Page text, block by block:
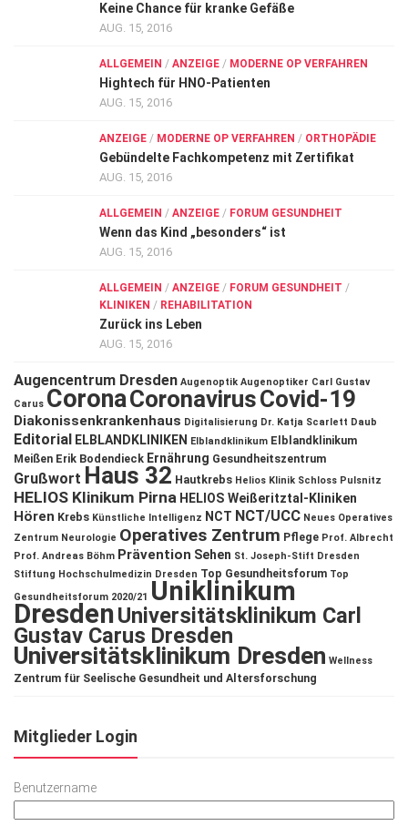
Keine Chance für kranke Gefäße
AUG. 15, 2016
ALLGEMEIN / ANZEIGE / MODERNE OP VERFAHREN
Hightech für HNO-Patienten
AUG. 15, 2016
ANZEIGE / MODERNE OP VERFAHREN / ORTHOPÄDIE
Gebündelte Fachkompetenz mit Zertifikat
AUG. 15, 2016
ALLGEMEIN / ANZEIGE / FORUM GESUNDHEIT
Wenn das Kind „besonders“ ist
AUG. 15, 2016
ALLGEMEIN / ANZEIGE / FORUM GESUNDHEIT /
KLINIKEN / REHABILITATION
Zurück ins Leben
AUG. 15, 2016
Augencentrum Dresden Augenoptik Augenoptiker Carl Gustav
Carus CoronaCoronavirusCovid-19
Diakonissenkrankenhaus Digitalisierung Dr. Katja Scarlett Daub
Editorial ELBLANDKLINIKEN Elblandklinikum Elblandklinikum
Meißen Erik Bodendieck Ernährung Gesundheitszentrum
Grußwort Haus 32 Hautkrebs Helios Klinik Schloss Pulsnitz
HELIOS Klinikum Pirna HELIOS Weißeritztal-Kliniken
Hören Krebs Künstliche Intelligenz NCT NCT/UCC Neues Operatives
Zentrum Neurologie Operatives Zentrum Pflege Prof. Albrecht
Prof. Andreas Böhm Prävention Sehen St. Joseph-Stift Dresden
Stiftung Hochschulmedizin Dresden Top Gesundheitsforum Top
Gesundheitsforum 2020/21 Uniklinikum
DresdenUniversitätsklinikum Carl
Gustav Carus Dresden
Universitätsklinikum Dresden Wellness
Zentrum für Seelische Gesundheit und Altersforschung
Mitglieder Login
Benutzername